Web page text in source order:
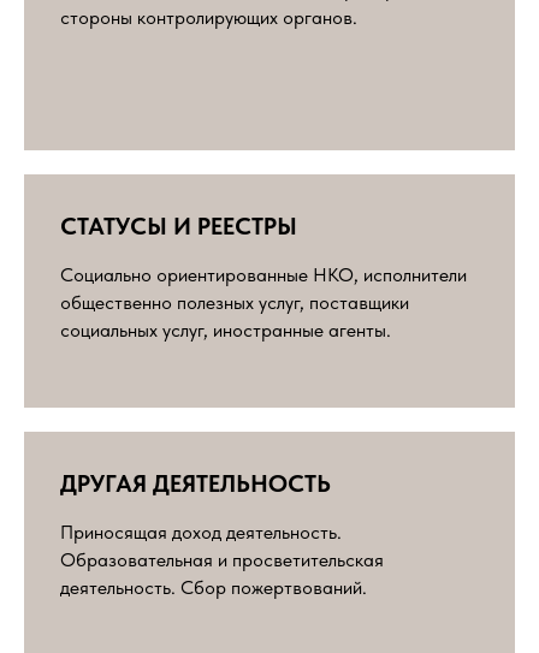
стороны контролирующих органов.
СТАТУСЫ И РЕЕСТРЫ
Социально ориентированные НКО, исполнители
общественно полезных услуг, поставщики
социальных услуг, иностранные агенты.
ДРУГАЯ ДЕЯТЕЛЬНОСТЬ
Приносящая доход деятельность.
Образовательная и просветительская
деятельность. Сбор пожертвований.